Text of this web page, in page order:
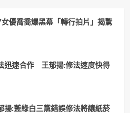
優喬喬爆黑幕「轉行拍片」揭驚
迅速合作 王郁揚:修法速度快得
:藍綠白三黨錯誤修法將讓紙菸